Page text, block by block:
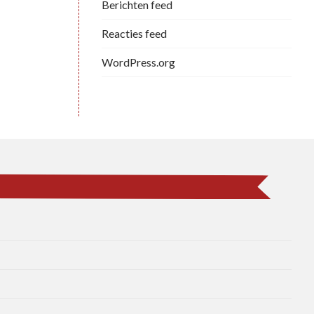
Berichten feed
Reacties feed
WordPress.org